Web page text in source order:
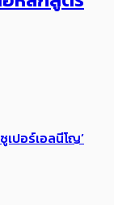
เปอร์เอลนีโญ’